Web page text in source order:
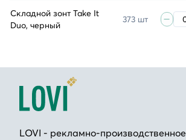
Складной зонт Take It
Duo, черный
373 шт
LOVI - рекламно-производственное